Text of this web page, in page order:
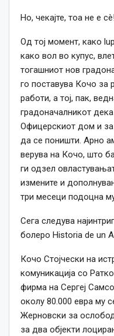
Но, чекајте, тоа не е сè!
Од тој момент, како
како вол во купус,
тогашниот нов
го поставува Кочо за
работи, а тој, пак,
градоначалникот
Офицерскиот дом и
да се поништи. Арно
верува на Кочо, што
ги одзел
измените и
три месеци подоцна
Сега следува
болеро Historia de un
Кочо Стојчески на
комуникација со
фирма на Сергеј
околу 80.000 евра му
Жерновски за
за два објекти